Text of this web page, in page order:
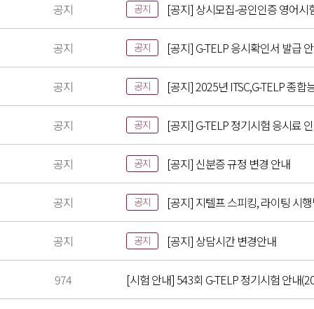
공지 공지 [공지] 상시모집-공인인증 영어시
공지 공지 [공지] G-TELP 응시확인서 발급
공지 공지 [공지] 2025년 ITSC,G-TELP 종합
공지 공지 [공지] G-TELP 정기시험 응시료
공지 공지 [공지] 신분증 규정 변경 안내
공지 공지 [공지] 지텔프 스피킹, 라이팅 시
공지 공지 [공지] 상담시간 변경안내
974 [시험 안내] 543회 G-TELP 정기시험 안내